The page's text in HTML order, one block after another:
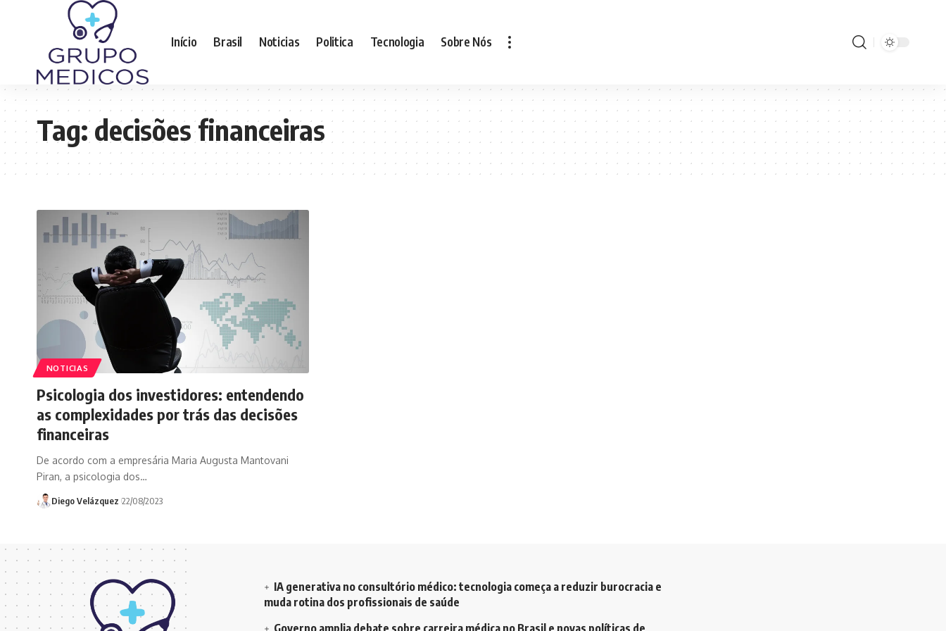
Início Brasil Noticias Politica Tecnologia Sobre Nós
Tag:decisões financeiras
NOTICIAS
Psicologia dos investidores: entendendo
as complexidades por trás das decisões
financeiras
De acordo com a empresária Maria Augusta Mantovani
Piran, a psicologia dos…
Diego Velázquez 22/08/2023
IA generativa no consultório médico: tecnologia começa a reduzir burocracia e
muda rotina dos profissionais de saúde
Governo amplia debate sobre carreira médica no Brasil e novas políticas de